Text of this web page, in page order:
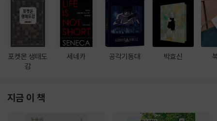
포켓몬 생태도
감
세네카 공각기동대 박효신
지금 이 책